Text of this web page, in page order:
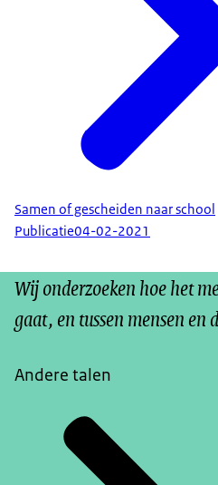
Samen of gescheiden naar school
Publicatie04-02-2021
Wij onderzoeken hoe het
gaat, en tussen mensen en
Andere talen